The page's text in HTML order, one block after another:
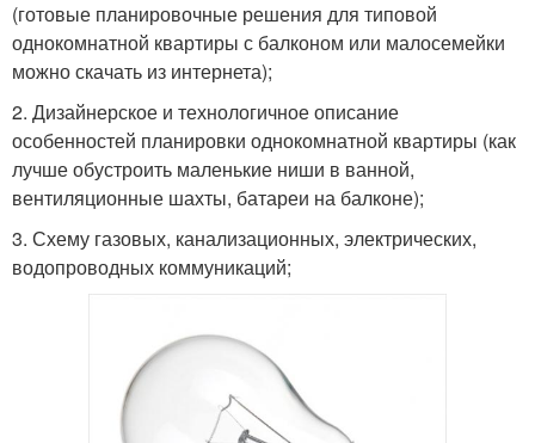
(готовые планировочные решения для типовой
однокомнатной квартиры с балконом или малосемейки
можно скачать из интернета);
2. Дизайнерское и технологичное описание
особенностей планировки однокомнатной квартиры (как
лучше обустроить маленькие ниши в ванной,
вентиляционные шахты, батареи на балконе);
3. Схему газовых, канализационных, электрических,
водопроводных коммуникаций;